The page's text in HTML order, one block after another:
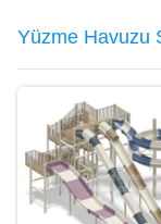
Yüzme Havuzu